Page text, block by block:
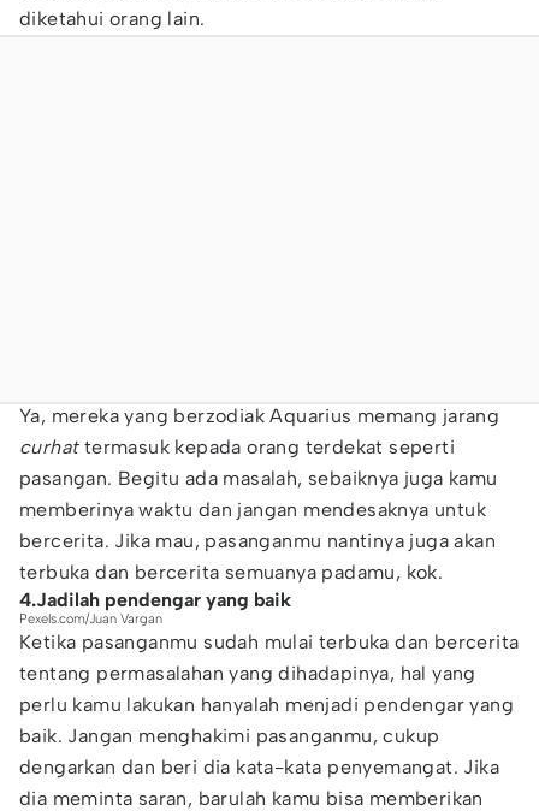
diketahui orang lain.
Ya, mereka yang berzodiak Aquarius memang jarang
curhattermasuk kepada orang terdekat seperti
pasangan. Begitu ada masalah, sebaiknya juga kamu
memberinya waktu dan jangan mendesaknya untuk
bercerita. Jika mau, pasanganmu nantinya juga akan
terbuka dan bercerita semuanya padamu, kok.
4.Jadilah pendengar yang baik
Pexels.com/Juan Vargan
Ketika pasanganmu sudah mulai terbuka dan bercerita
tentang permasalahan yang dihadapinya, hal yang
perlu kamu lakukan hanyalah menjadi pendengar yang
baik. Jangan menghakimi pasanganmu, cukup
dengarkan dan beri dia kata-kata penyemangat. Jika
dia meminta saran, barulah kamu bisa memberikan